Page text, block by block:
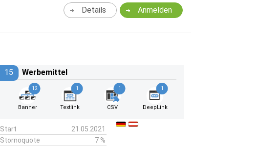
Anmelden
Details
15 Werbemittel
12
Banner
1
Textlink
1
CSV
1
DeepLink
Start
21.05.2021
Stornoquote
7 %